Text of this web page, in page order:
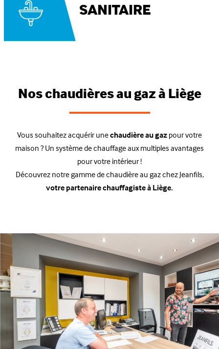
SANITAIRE
Nos chaudières au gaz à Liège
Vous souhaitez acquérir unechaudière au gaz pour votre
maison ? Un système de chauffage aux multiples avantages
pour votre intérieur !
Découvrez notre gamme de chaudière au gaz chez Jeanfils,
votre partenaire chauffagiste à Liège.